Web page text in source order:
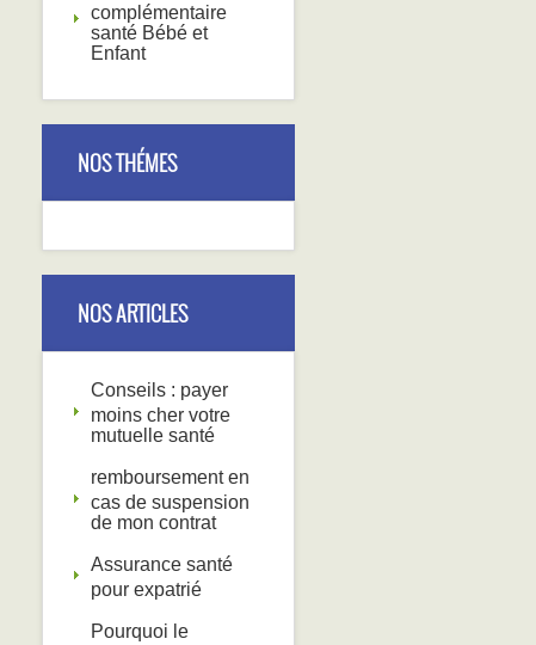
complémentaire
santé Bébé et
Enfant
NOS THÉMES
NOS ARTICLES
Conseils : payer
moins cher votre
mutuelle santé
remboursement en
cas de suspension
de mon contrat
Assurance santé
pour expatrié
Pourquoi le